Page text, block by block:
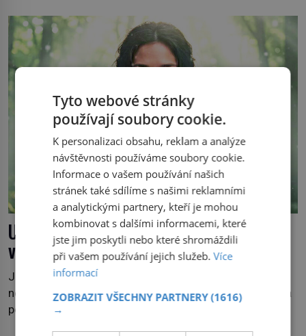
později je mrtvá. Mohla devítiletá Zahlédla vlastní
osud? Dne 21. října 1966 se velšská vesnice Aberfan […]
Upírka z Dunaje: Žena, která chodila po
vodě
Je pozdní noc a po hladině Dunaje kráčí žena. Neklesá,
nezanechává vlny a pohybuje se tiše, jako by černá voda
pod ní byla dlažbou. Muž, který ji z břehu pozoruje, ji
Tyto webové stránky
používají soubory cookie.
K personalizaci obsahu, reklam a analýze
návštěvnosti používáme soubory cookie.
Informace o vašem používání našich
stránek také sdílíme s našimi reklamními
a analytickými partnery, kteří je mohou
kombinovat s dalšími informacemi, které
jste jim poskytli nebo které shromáždili
při vašem používání jejich služeb.Více
informací
ZOBRAZIT VŠECHNY PARTNERY(1616)
→